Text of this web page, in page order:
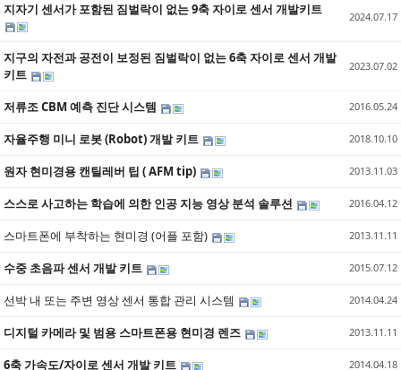
지자기 센서가 포함된 짐벌락이 없는 9축 자이로 센서 개발키트 2024.07.17
지구의 자전과 공전이 보정된 짐벌락이 없는 6축 자이로 센서 개발
키트
2023.07.02
저류조 CBM 예측 진단 시스템 2016.05.24
자율주행 미니 로봇 (Robot) 개발 키트 2018.10.10
원자 현미경용 캔틸레버 팁 ( AFM tip) 2013.11.03
스스로 사고하는 학습에 의한 인공 지능 영상 분석 솔루션 2016.04.12
스마트폰에 부착하는 현미경 (어플 포함) 2013.11.11
수중 초음파 센서 개발 키트 2015.07.12
선박 내 또는 주변 영상 센서 통합 관리 시스템 2014.04.24
디지털 카메라 및 범용 스마트폰용 현미경 렌즈 2013.11.11
6축 가속도/자이로 센서 개발 키트 2014.04.18